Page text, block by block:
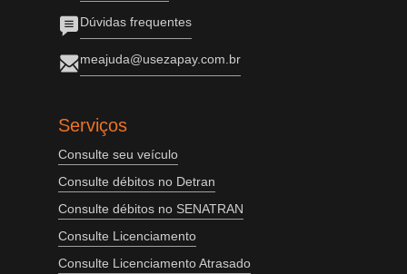
Dúvidas frequentes
meajuda@usezapay.com.br
Serviços
Consulte seu veículo
Consulte débitos no Detran
Consulte débitos no SENATRAN
Consulte Licenciamento
Consulte Licenciamento Atrasado